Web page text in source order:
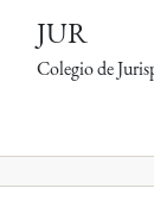
JUR
Colegio de